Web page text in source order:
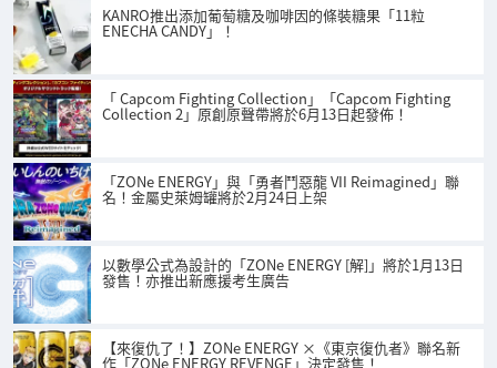
KANRO推出添加葡萄糖及咖啡因的條裝糖果「11粒
ENECHA CANDY」！
「 Capcom Fighting Collection」「Capcom Fighting
Collection 2」原創原聲帶將於6月13日起發佈！
「ZONe ENERGY」與「勇者鬥惡龍 VII Reimagined」聯
名！金屬史萊姆罐將於2月24日上架
以數學公式為設計的「ZONe ENERGY [解]」將於1月13日
發售！亦推出新應援考生廣告
【來復仇了！】ZONe ENERGY ×《東京復仇者》聯名新
作「ZONe ENERGY REVENGE」決定發售！